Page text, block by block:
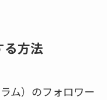
る方法
ム）のフォロワー